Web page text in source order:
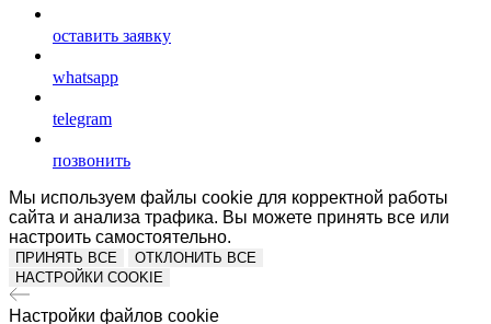
оставить заявку
whatsapp
telegram
позвонить
Мы используем файлы cookie для корректной работы
сайта и анализа трафика. Вы можете принять все или
настроить самостоятельно.
ПРИНЯТЬ ВСЕ
ОТКЛОНИТЬ ВСЕ
НАСТРОЙКИ COOKIE
Настройки файлов cookie